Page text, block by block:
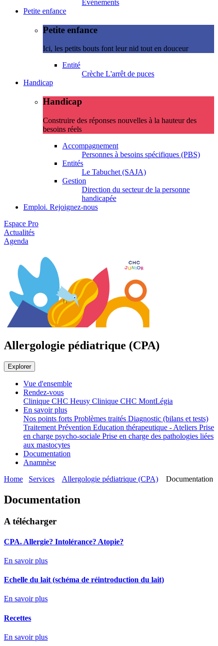
Evénements
Petite enfance
Petite enfance
Ici, les petits bouts font leur nid tout en douceur
Entité
Crèche L'arrêt de puces
Handicap
Handicap
Construire des réponses nouvelles à la hauteur des
besoins réels
Accompagnement
Personnes à besoins spécifiques (PBS)
Entités
Le Tabuchet (SAJA)
Gestion
Direction du secteur de la personne
handicapée
Emploi. Rejoignez-nous
Espace Pro
Actualités
Agenda
Allergologie pédiatrique (CPA)
Explorer
Vue d'ensemble
Rendez-vous
Clinique CHC Heusy Clinique CHC MontLégia
En savoir plus
Nos points forts Problèmes traités Diagnostic (bilans et tests)
TraitementPrévention Education thérapeutique - Ateliers Prise
en charge psycho-sociale Prise en charge des pathologies liées
aux mastocytes
Documentation
Anamnèse
Home
Services Allergologie pédiatrique (CPA) Documentation
Documentation
A télécharger
CPA. Allergie? Intolérance? Atopie?
En savoir plus
Echelle du lait (schéma de réintroduction du lait)
En savoir plus
Recettes
En savoir plus